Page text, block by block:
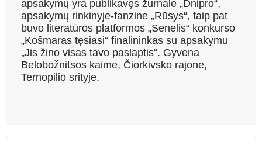
apsakymų yra publikavęs žurnale „Dnipro“,
apsakymų rinkinyje-fanzine „Rūsys“, taip pat
buvo literatūros platformos „Senelis“ konkurso
„Košmaras tęsiasi“ finalininkas su apsakymu
„Jis žino visas tavo paslaptis“. Gyvena
Belobožnitsos kaime, Čiorkivsko rajone,
Ternopilio srityje.